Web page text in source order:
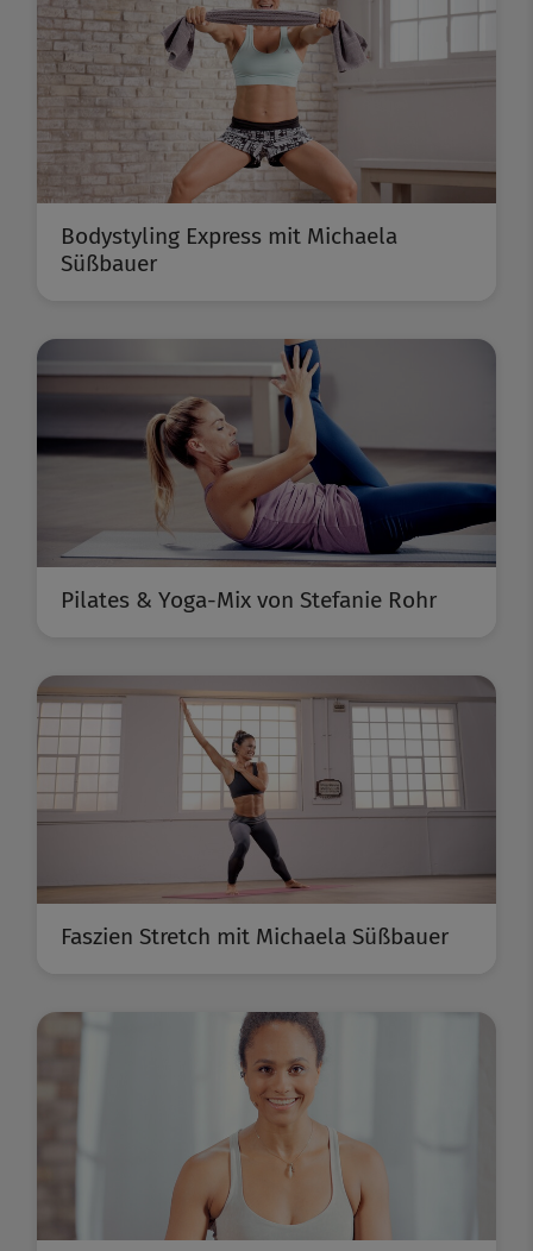
Bodystyling Express mit Michaela
Süßbauer
Pilates & Yoga-Mix von Stefanie Rohr
Faszien Stretch mit Michaela Süßbauer